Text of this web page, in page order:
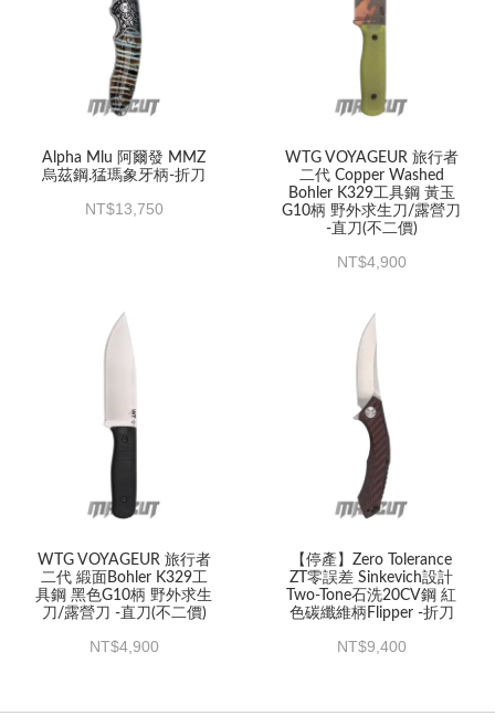
Alpha Mlu 阿爾發 MMZ
烏茲鋼.猛瑪象牙柄-折刀
13,750
WTG VOYAGEUR 旅行者
二代 Copper Washed
Bohler K329工具鋼 黃玉
G10柄 野外求生刀/露營刀
-直刀(不二價)
4,900
WTG VOYAGEUR 旅行者
二代 緞面Bohler K329工
具鋼 黑色G10柄 野外求生
刀/露營刀 -直刀(不二價)
4,900
【停產】Zero Tolerance
ZT零誤差 Sinkevich設計
Two-Tone石洗20CV鋼 紅
色碳纖維柄Flipper -折刀
9,400